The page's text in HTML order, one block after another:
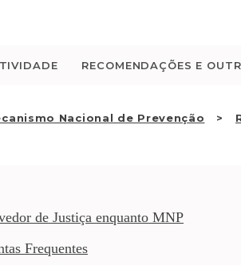
RECOMENDAÇÕES E
Nacional de Prevenção
QUEM
de Justiça enquanto MNP
Frequentes